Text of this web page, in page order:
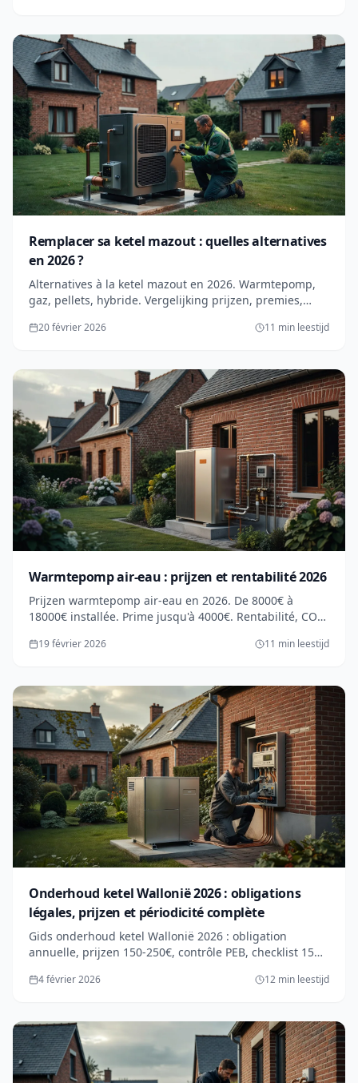
Remplacer sa ketel mazout : quelles alternatives
en 2026 ?
Alternatives à la ketel mazout en 2026. Warmtepomp,
gaz, pellets, hybride. Vergelijking prijzen, premies,
20 février 2026 11 min leestijd
Warmtepomp air-eau : prijzen et rentabilité 2026
Prijzen warmtepomp air-eau en 2026. De 8000€ à
18000€ installée. Prime jusqu'à 4000€. Rentabilité, COP,
19 février 2026 11 min leestijd
Onderhoud ketel Wallonië 2026 : obligations
légales, prijzen et périodicité complète
Gids onderhoud ketel Wallonië 2026 : obligation
annuelle, prijzen 150-250€, contrôle PEB, checklist 15
4 février 2026 12 min leestijd